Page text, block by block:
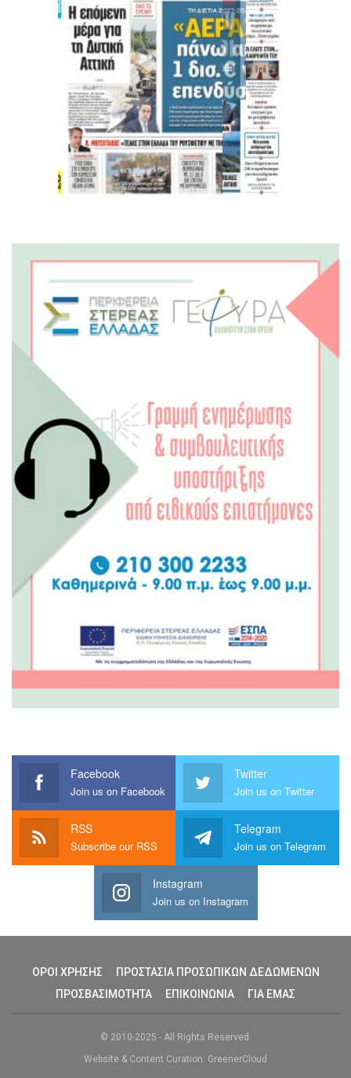
Facebook
Join us on Facebook
Twitter
Join us on Twitter
RSS
Subscribe our RSS
Telegram
Join us on Telegram
Instagram
Join us on Instagram
ΟΡΟΙ ΧΡΗΣΗΣ
ΠΡΟΣΤΑΣΙΑ ΠΡΟΣΩΠΙΚΩΝ ΔΕΔΩΜΕΝΩΝ
ΠΡΟΣΒΑΣΙΜΟΤΗΤΑ
ΕΠΙΚΟΙΝΩΝΙΑ ΓΙΑ ΕΜΑΣ
© 2010-2025 - All Rights Reserved.
Website & Content Curation: GreenerCloud